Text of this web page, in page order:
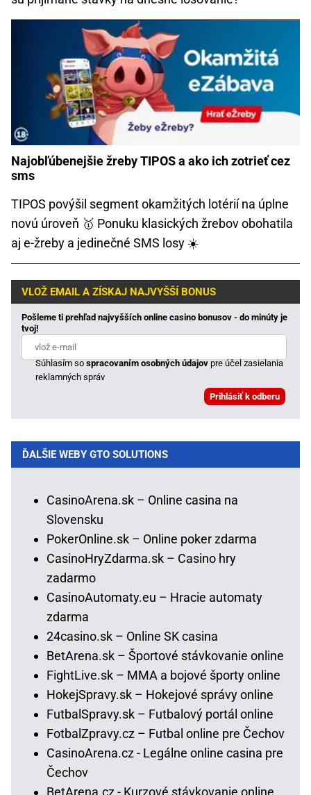
Najobľúbenejšie žreby TIPOS a ako ich zotrieť cez
sms
TIPOS povýšil segment okamžitých lotérií na úplne
novú úroveň 🥇 Ponuku klasických žrebov obohatila
aj e-žreby a jedinečné SMS losy ☀️
VLOŽ EMAIL A ZÍSKAJ NAJVYŠŠÍ BONUS
Pošleme ti prehľad najvyšších online casino bonusov - do minúty je
tvoj!
Súhlasím sospracovaním osobných údajovpre účel zasielania
reklamných správ
ĎALŠIE WEBY GTO SOLUTIONS
CasinoArena.sk – Online casina na
Slovensku
PokerOnline.sk – Online poker zdarma
CasinoHryZdarma.sk – Casino hry
zadarmo
CasinoAutomaty.eu – Hracie automaty
zdarma
24casino.sk – Online SK casina
BetArena.sk – Športové stávkovanie online
FightLive.sk – MMA a bojové športy online
HokejSpravy.sk – Hokejové správy online
FutbalSpravy.sk – Futbalový portál online
FotbalZpravy.cz – Futbal online pre Čechov
CasinoArena.cz - Legálne online casina pre
Čechov
BetArena.cz - Kurzové stávkovanie online